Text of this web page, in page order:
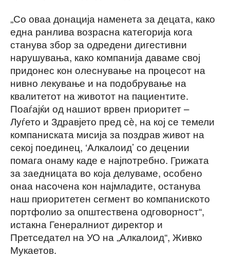
„Со оваа донација наменета за децата, како
една ранлива возрасна категорија кога
станува збор за одредени дигестивни
нарушувања, како компанија даваме свој
придонес кон олеснување на процесот на
нивно лекување и на подобрување на
квалитетот на животот на пациентите.
Поаѓајќи од нашиот врвен приоритет –
Луѓето и Здравјето пред сѐ, на кој се темели
компаниската мисија за поздрав живот на
секој поединец, ‘Алкалоид’ со децении
помага онаму каде е најпотребно. Грижата
за заедницата во која делуваме, особено
онаа насочена кон најмладите, останува
наш приоритетен сегмент во компаниското
портфолио за општествена одговорност“,
истакна Генералниот директор и
Претседател на УО на „Алкалоид“, Живко
Мукаетов.